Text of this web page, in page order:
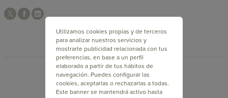
Utilizamos cookies propias y de terceros
para analizar nuestros servicios y
mostrarte publicidad relacionada con tus
preferencias, en base a un perfil
elaborado a partir de tus hábitos de
navegación. Puedes configurar las
cookies, aceptarlas o rechazarlas a todas.
Este banner se mantendrá activo hasta